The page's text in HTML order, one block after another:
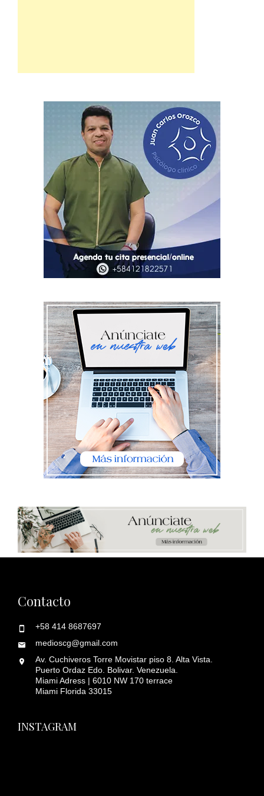
Contacto
+58 414 8687697
medioscg@gmail.com
Av. Cuchiveros Torre Movistar piso 8. Alta Vista.
Puerto Ordaz Edo. Bolivar. Venezuela.
Miami Adress | 6010 NW 170 terrace
Miami Florida 33015
INSTAGRAM